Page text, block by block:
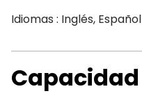
Idiomas : Inglés, Español
Capacidad